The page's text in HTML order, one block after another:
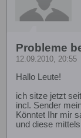
Probleme
12.09.2010, 20:55
Hallo Leute!
ich sitze jetzt
incl. Sender
Könntet Ihr mir
und diese